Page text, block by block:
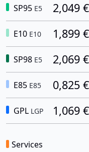
SP95 E5 2,049 €
E10 E10 1,899 €
SP98 E5 2,069 €
E85 E85 0,825 €
GPL LGP 1,069 €
Services